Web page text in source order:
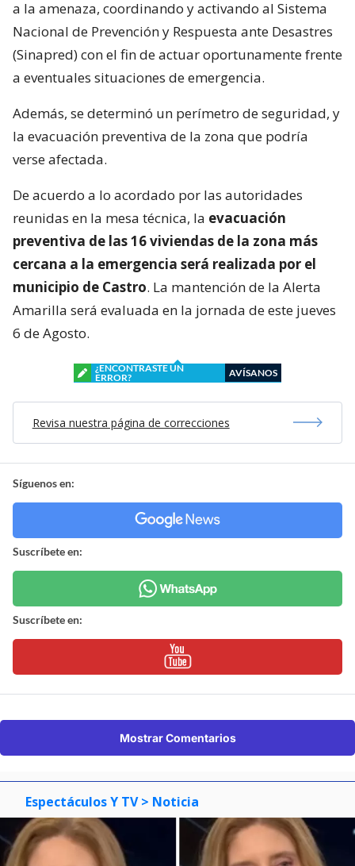
a la amenaza, coordinando y activando al Sistema
Nacional de Prevención y Respuesta ante Desastres
(Sinapred) con el fin de actuar oportunamente frente
a eventuales situaciones de emergencia.
Además, se determinó un perímetro de seguridad, y
la evacuación preventiva de la zona que podría
verse afectada.
De acuerdo a lo acordado por las autoridades
reunidas en la mesa técnica, la evacuación
preventiva de las 16 viviendas de la zona más
cercana a la emergencia será realizada por el
municipio de Castro. La mantención de la Alerta
Amarilla será evaluada en la jornada de este jueves
6 de Agosto.
¿ENCONTRASTE UN
ERROR?
AVÍSANOS
Revisa nuestra página de correcciones
Síguenos en:
Suscríbete en:
Suscríbete en:
Mostrar Comentarios
Espectáculos Y TV > Noticia